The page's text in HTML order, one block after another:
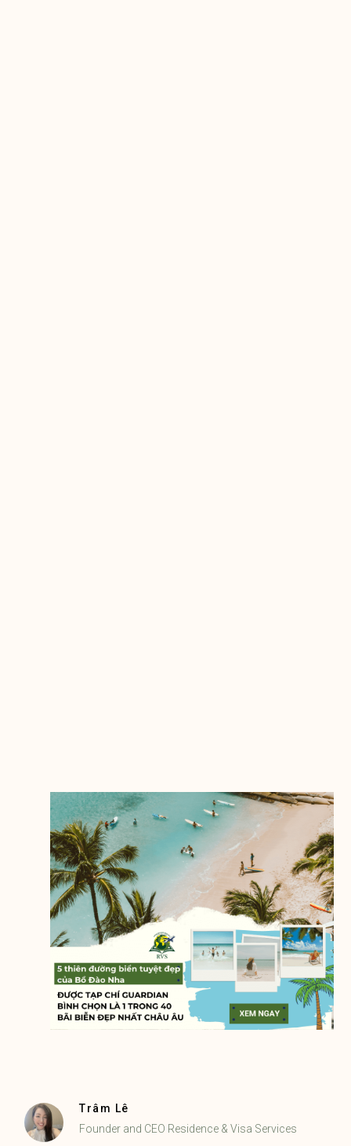
Trâm Lê
Founder and CEO Residence & Visa Services